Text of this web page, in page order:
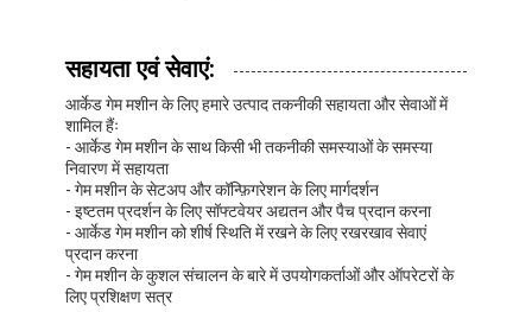
सहायता एवं सेवाएं:
आर्केड गेम मशीन के लिए हमारे उत्पाद तकनीकी सहायता और सेवाओं में
शामिल हैंः
- आर्केड गेम मशीन के साथ किसी भी तकनीकी समस्याओं के समस्या
निवारण में सहायता
- गेम मशीन के सेटअप और कॉन्फ़िगरेशन के लिए मार्गदर्शन
- इष्टतम प्रदर्शन के लिए सॉफ्टवेयर अद्यतन और पैच प्रदान करना
- आर्केड गेम मशीन को शीर्ष स्थिति में रखने के लिए रखरखाव सेवाएं
प्रदान करना
- गेम मशीन के कुशल संचालन के बारे में उपयोगकर्ताओं और ऑपरेटरों के
लिए प्रशिक्षण सत्र